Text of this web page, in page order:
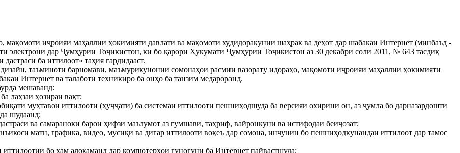
мақомоти иҷроияи маҳаллии ҳокимияти давлатӣ ва мақомоти худидоракунии шаҳрак ва деҳот дар шабакаи Интернет (минбаъд -
электронӣ дар Ҷумҳурии Тоҷикистон, ки бо қарори Ҳукумати Ҷумҳурии Тоҷикистон аз 30 декабри соли 2011, № 643 тасдиқ
ба иттилоот» таҳия гардидааст.
таъминоти барномавӣ, маъмурикунонии сомонаҳои расмии вазорату идораҳо, мақомоти иҷроияи маҳаллии ҳокимияти
Интернет ва талаботи техникиро ба онҳо ба танзим медароранд.
мешаванд:
лаҳзаи ҳозираи вақт;
муҳтавои иттилооти (ҳуҷҷати) ба системаи иттилоотӣ пешниҳодшуда ба версияи охирини он, аз ҷумла бо дарназардошти
шудаанд;
ва самаранокӣ барои ҳифзи маълумот аз гумшавӣ, таҳриф, вайронкунӣ ва истифодаи беиҷозат;
матн, графика, видео, мусиқӣ ва дигар иттилооти воқеъ дар сомона, инчунин бо пешниҳодкунандаи иттилоот дар тамос
бо ҳам алоқаманд дар компютерҳои гуногуни ба Интернет пайвастшуда;